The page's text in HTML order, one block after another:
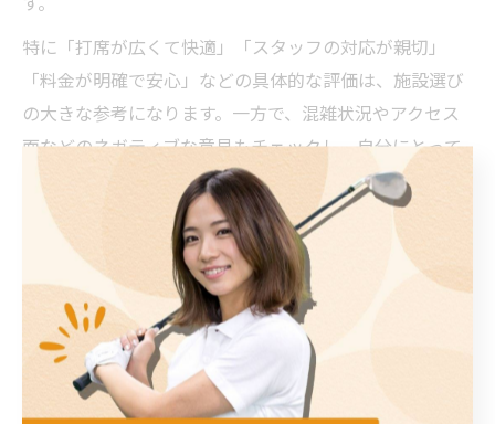
特に「打席が広くて快適」「スタッフの対応が親切」
「料金が明確で安心」などの具体的な評価は、施設選び
の大きな参考になります。一方で、混雑状況やアクセス
面などのネガティブな意見もチェックし、自分にとって
譲れない条件と照らし合わせて選ぶことが失敗を防ぐコ
ツです。
効率重視ならコスパ抜群の練習法がお
すすめ